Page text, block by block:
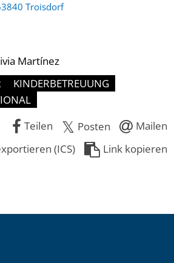
Troisdorf
Martínez
KINDERBETREUUNG
Teilen
Posten
Mailen
(ICS)
Link kopieren